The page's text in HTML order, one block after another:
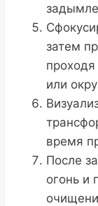
затем
или
время
После
огонь и